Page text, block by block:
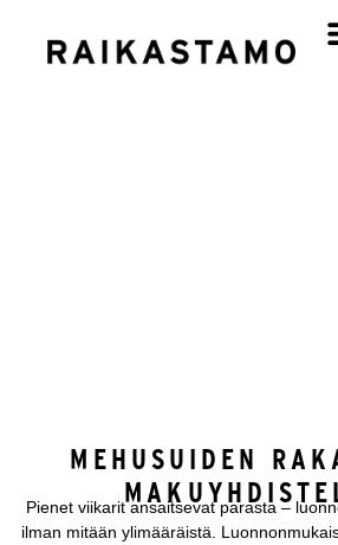
MEHUSUIDEN
Pienet viikarit ansaitsevat parasta –
ilman mitään ylimääräistä.